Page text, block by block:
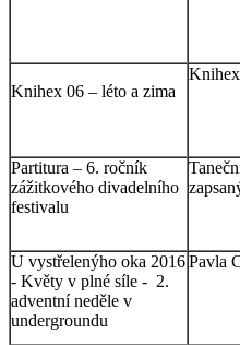
Knihex 06 – léto a zima
Knihex
Partitura – 6. ročník
zážitkového divadelního
festivalu
U vystřelenýho oka 2016
- Květy v plné síle - 2.
adventní neděle v
undergroundu
Pavla